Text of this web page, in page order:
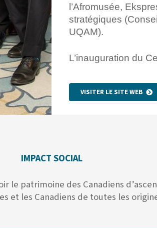
l’Afromusée,
stratégiques
UQAM).
L’inauguration du
VISITER LE SITE WEB
IMPACT SOCIAL
patrimoine des Canadiens
et les Canadiens de toutes les